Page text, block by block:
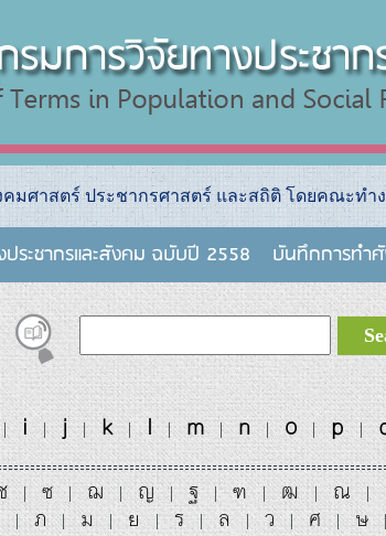
มศาสตร์ ประชากรศาสตร์ และสถิติ โดยคณะท
ระชากรและสังคม ฉบับปี 2558 บันทึกการทํา
i | j | k | l | m | n | o | p |
| ซ | ฌ | ญ | ฐ | ฑ | ฒ | ณ |
| ภ | ม | ย | ร | ล | ว | ศ | ษ